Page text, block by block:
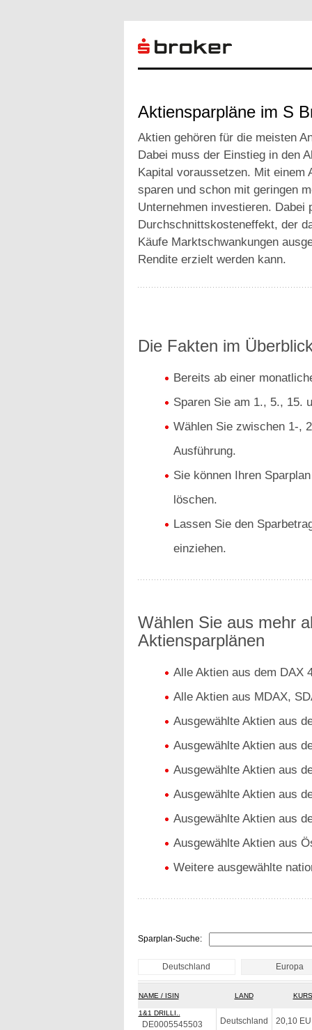
Aktiensparpläne im S
Aktien gehören für die meisten
Dabei muss der Einstieg in den
Kapital voraussetzen. Mit einem
sparen und schon mit geringen
Unternehmen investieren.
Durchschnittskosteneffekt, der
Käufe Marktschwankungen
Rendite erzielt werden kann.
Die Fakten im
Bereits ab einer
Sparen Sie am 1., 5., 15.
Wählen Sie zwischen 1-,
Ausführung.
Sie können Ihren
löschen.
Lassen Sie den
einziehen.
Wählen Sie aus mehr
Aktiensparplänen
Alle Aktien aus dem DAX
Alle Aktien aus MDAX,
Ausgewählte Aktien aus
Ausgewählte Aktien aus
Ausgewählte Aktien aus
Ausgewählte Aktien aus
Ausgewählte Aktien aus
Ausgewählte Aktien aus
Weitere ausgewählte
Sparplan-Suche:
Deutschland Europa
NAME / ISIN LAND KURS
1&1 DRILLI..
DE0005545503 Deutschland 20,10